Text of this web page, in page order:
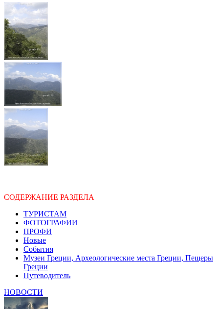
СОДЕРЖАНИЕ РАЗДЕЛА
ТУРИСТАМ
ФОТОГРАФИИ
ПРОФИ
Новые
События
Музеи Греции, Археологические места Греции, Пещеры
Греции
Путеводитель
НОВОСТИ